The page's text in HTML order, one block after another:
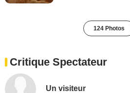
124 Photos
Critique Spectateur
Un visiteur